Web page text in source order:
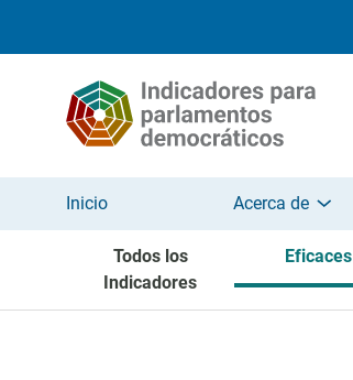
Inicio Acerca de
Todos los
Indicadores
Eficaces